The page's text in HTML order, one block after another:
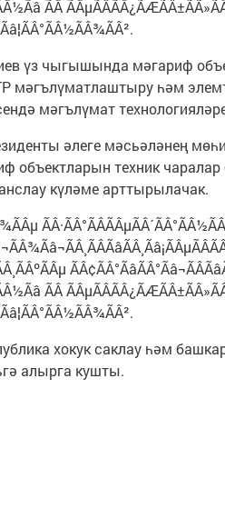
үз чыгышында мәгариф
мәгълүматлаштыру һәм
мәгълүмат
әлеге мәсьәләнең
объектларын техник
күләме арттырылачак.
хокук саклау һәм
алырга кушты.